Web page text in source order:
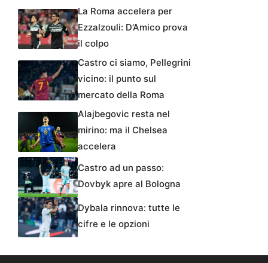
La Roma accelera per
Ezzalzouli: D’Amico prova
il colpo
Castro ci siamo, Pellegrini
vicino: il punto sul
mercato della Roma
Alajbegovic resta nel
mirino: ma il Chelsea
accelera
Castro ad un passo:
Dovbyk apre al Bologna
Dybala rinnova: tutte le
cifre e le opzioni